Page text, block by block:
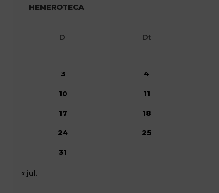
HEMEROTECA
Dl Dt
3 4
10 11
17 18
24 25
31
« jul.